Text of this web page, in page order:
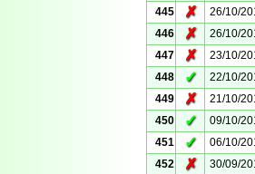
445
✗ 26/10/
446
✗ 26/10/
447
✗ 23/10/
448
✓ 22/10/
449
✗ 21/10/
450
✓ 09/10/
451
✓ 06/10/
452
✗ 30/09/